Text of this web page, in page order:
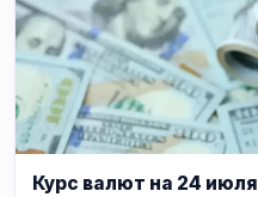
Курс валют на 24 июля